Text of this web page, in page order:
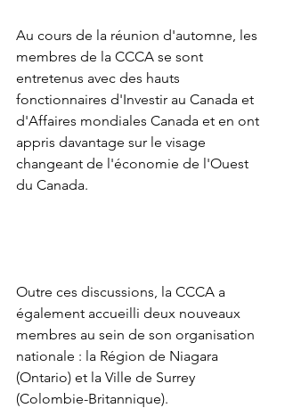
Au cours de la réunion d'automne, les
membres de la CCCA se sont
entretenus avec des hauts
fonctionnaires d'Investir au Canada et
d'Affaires mondiales Canada et en ont
appris davantage sur le visage
changeant de l'économie de l'Ouest
du Canada.
Outre ces discussions, la CCCA a
également accueilli deux nouveaux
membres au sein de son organisation
nationale : la Région de Niagara
(Ontario) et la Ville de Surrey
(Colombie-Britannique).